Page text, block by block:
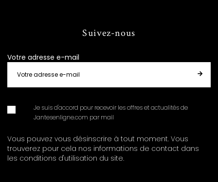
Suivez-nous
Votre adresse e-mail
Je suis d'accord pour recevoir les offres et actualités de
Jantesenligne.com par mail
Vous pouvez vous désinscrire à tout moment. Vous
trouverez pour cela nos informations de contact dans
les conditions d'utilisation du site.